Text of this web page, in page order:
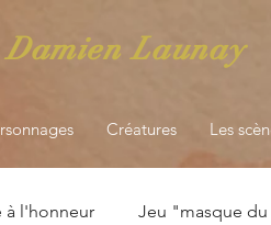
Damien Launay
Créatures Les
à l'honneur Jeu "masque du